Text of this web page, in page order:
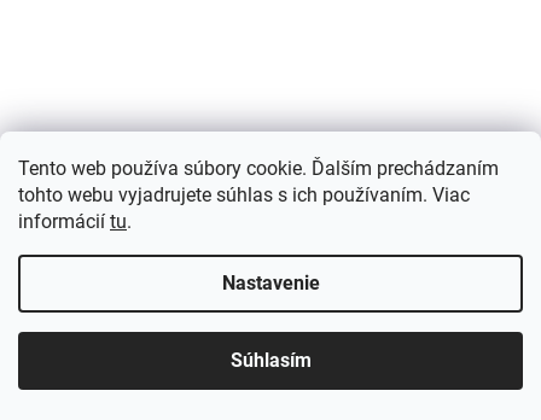
Tento web používa súbory cookie. Ďalším prechádzaním
tohto webu vyjadrujete súhlas s ich používaním. Viac
informácií tu.
Nastavenie
Súhlasím
opierka